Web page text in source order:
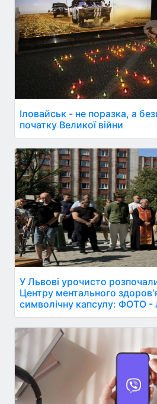
Іловайськ - не поразка, а
початку Великої війни
У Львові урочисто
Центру ментального
символічну капсулу: ФОТО -